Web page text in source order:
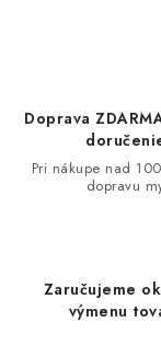
Doprava
Pri nákupe nad
dopravu
Zaručujeme
výmenu